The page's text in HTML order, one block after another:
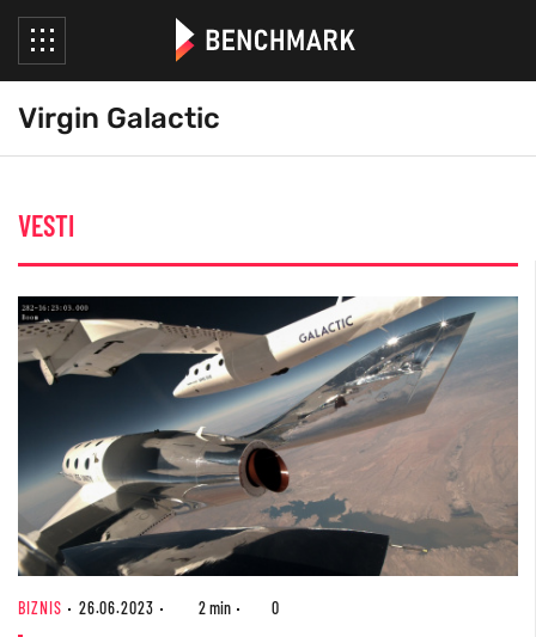
Virgin Galactic
VESTI
BIZNIS 26.06.2023 2 min 0